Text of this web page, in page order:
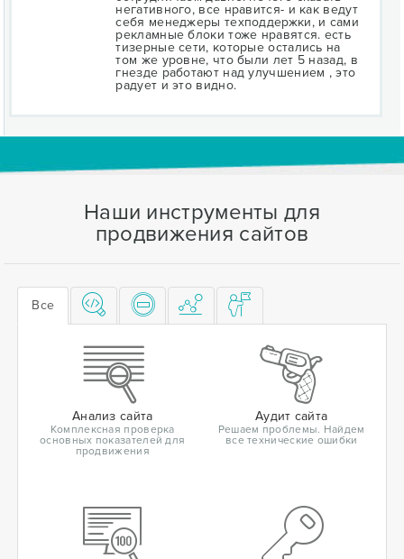
негативного, все нравится- и как ведут
себя менеджеры техподдержки, и сами
рекламные блоки тоже нравятся. есть
тизерные сети, которые остались на
том же уровне, что были лет 5 назад, в
гнезде работают над улучшением , это
радует и это видно.
Наши инструменты для
продвижения сайтов
Все
Анализ сайта
Комплексная проверка
основных показателей для
продвижения
Аудит сайта
Решаем проблемы. Найдем
все технические ошибки